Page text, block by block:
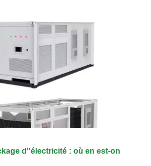
d''électricité : où en est-on